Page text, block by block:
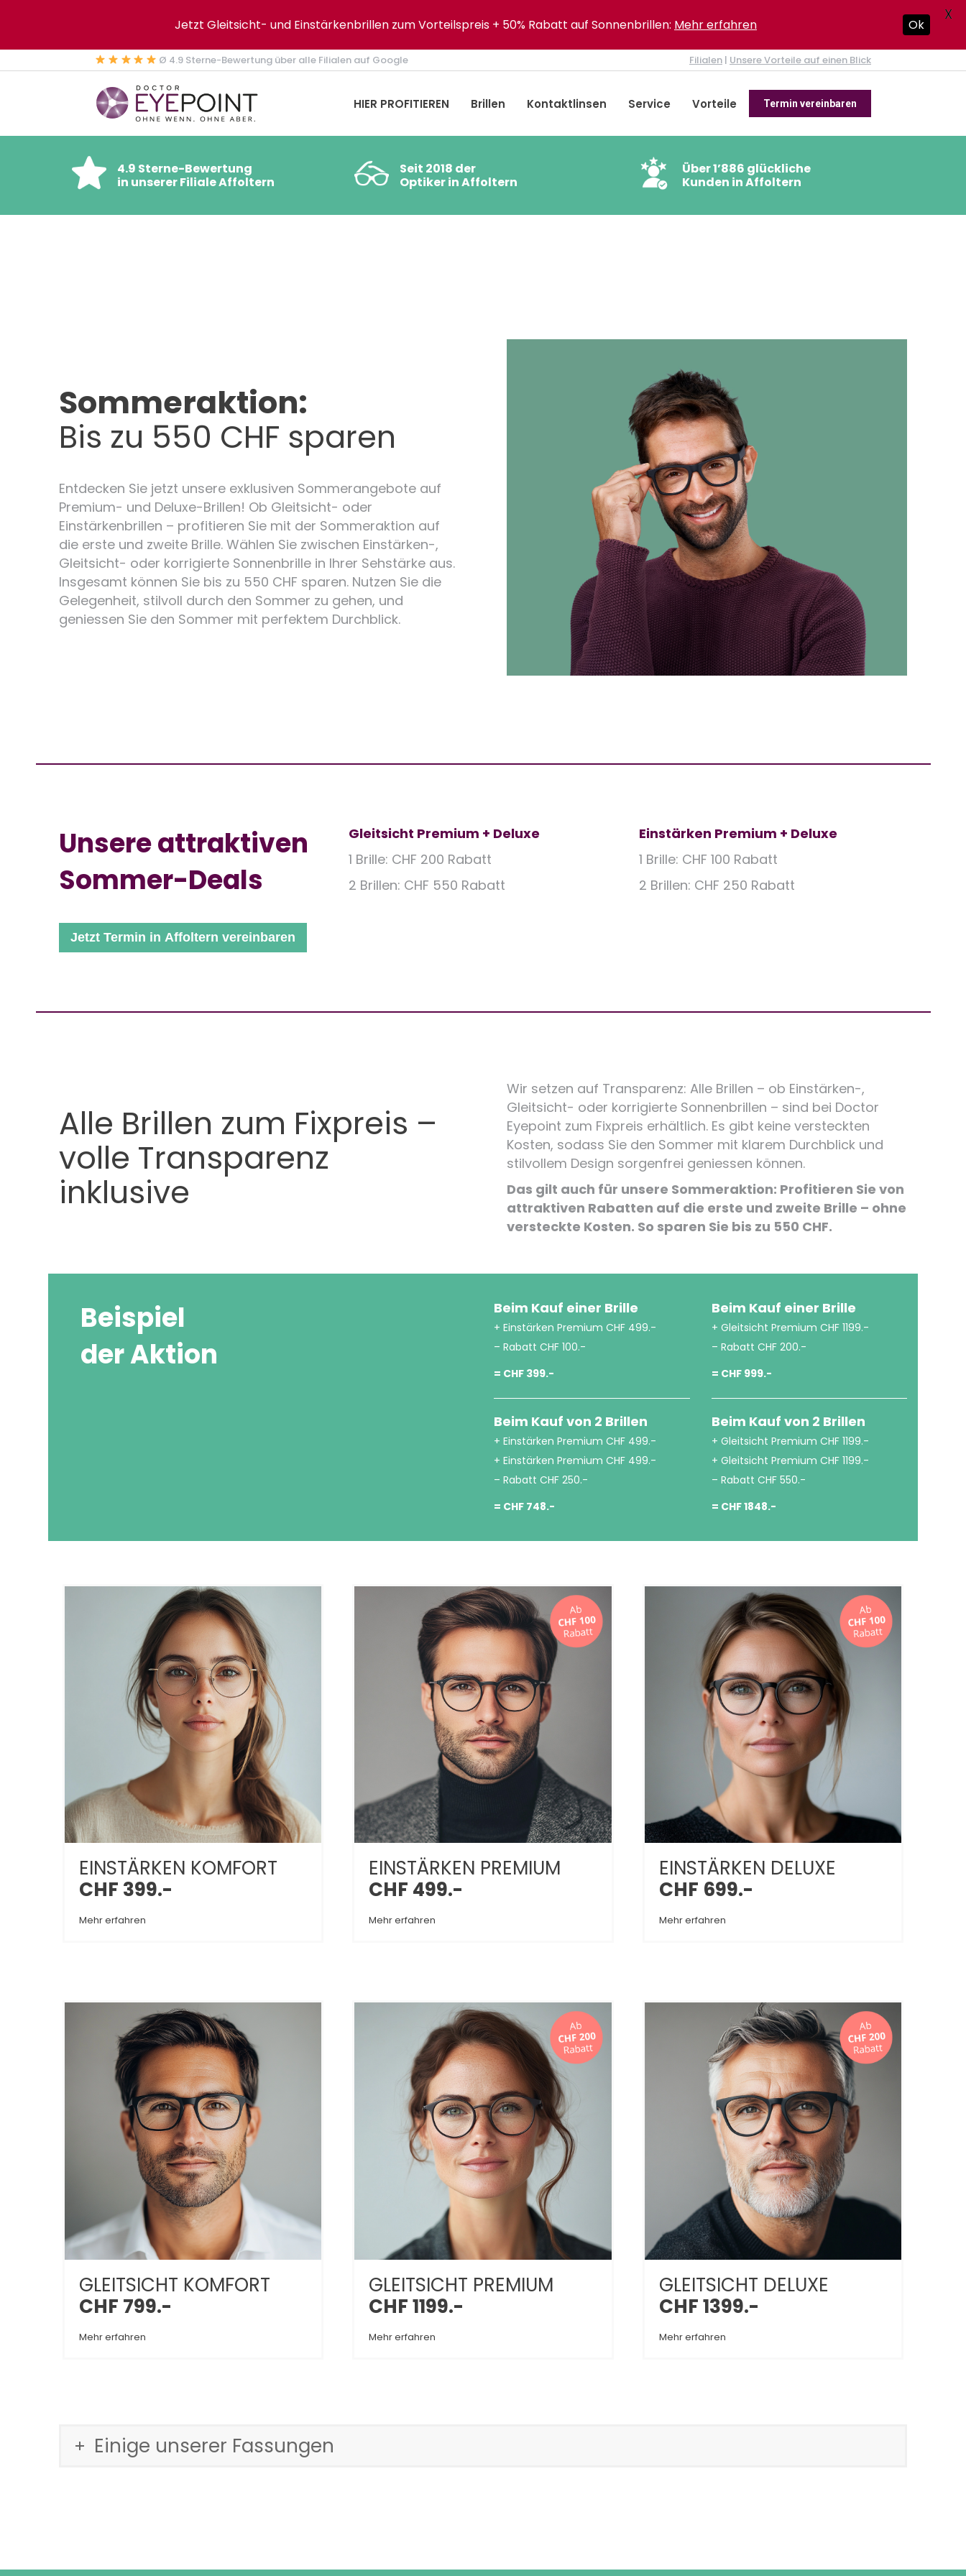
Ø 4.9 Sterne-Bewertung über alle Filialen auf Google Filialen | Unsere Vorteile auf einen Blick
HIER PROFITIEREN Brillen Kontaktlinsen Service Vorteile Termin vereinbaren
4.9 Sterne-Bewertung
in unserer Filiale Affoltern
Seit 2018 der
Optiker in Affoltern
Über 1’886 glückliche
Kunden in Affoltern
Sommeraktion:
Bis zu 550 CHF sparen
Entdecken Sie jetzt unsere exklusiven Sommerangebote auf
Premium- und Deluxe-Brillen! Ob Gleitsicht- oder
Einstärkenbrillen – profitieren Sie mit der Sommeraktion auf
die erste und zweite Brille. Wählen Sie zwischen Einstärken-,
Gleitsicht- oder korrigierte Sonnenbrille in Ihrer Sehstärke aus.
Insgesamt können Sie bis zu 550 CHF sparen. Nutzen Sie die
Gelegenheit, stilvoll durch den Sommer zu gehen, und
geniessen Sie den Sommer mit perfektem Durchblick.
Unsere attraktiven
Sommer-Deals
Gleitsicht Premium + Deluxe
1 Brille: CHF 200 Rabatt
2 Brillen: CHF 550 Rabatt
Einstärken Premium + Deluxe
1 Brille: CHF 100 Rabatt
2 Brillen: CHF 250 Rabatt
Jetzt Termin in Affoltern vereinbaren
Alle Brillen zum Fixpreis –
volle Transparenz
inklusive
Wir setzen auf Transparenz: Alle Brillen – ob Einstärken-,
Gleitsicht- oder korrigierte Sonnenbrillen – sind bei Doctor
Eyepoint zum Fixpreis erhältlich. Es gibt keine versteckten
Kosten, sodass Sie den Sommer mit klarem Durchblick und
stilvollem Design sorgenfrei geniessen können.
Das gilt auch für unsere Sommeraktion: Profitieren Sie von
attraktiven Rabatten auf die erste und zweite Brille – ohne
versteckte Kosten. So sparen Sie bis zu 550 CHF.
Beispiel
der Aktion
Beim Kauf einer Brille
+ Einstärken Premium CHF 499.-
– Rabatt CHF 100.-
= CHF 399.-
Beim Kauf von 2 Brillen
+ Einstärken Premium CHF 499.-
+ Einstärken Premium CHF 499.-
– Rabatt CHF 250.-
= CHF 748.-
Beim Kauf einer Brille
+ Gleitsicht Premium CHF 1199.-
– Rabatt CHF 200.-
= CHF 999.-
Beim Kauf von 2 Brillen
+ Gleitsicht Premium CHF 1199.-
+ Gleitsicht Premium CHF 1199.-
– Rabatt CHF 550.-
= CHF 1848.-
EINSTÄRKEN KOMFORT
CHF 399.-
Mehr erfahren
EINSTÄRKEN PREMIUM
CHF 499.-
Mehr erfahren
EINSTÄRKEN DELUXE
CHF 699.-
Mehr erfahren
GLEITSICHT KOMFORT
CHF 799.-
Mehr erfahren
GLEITSICHT PREMIUM
CHF 1199.-
Mehr erfahren
GLEITSICHT DELUXE
CHF 1399.-
Mehr erfahren
Einige unserer Fassungen
Jetzt Gleitsicht- und Einstärkenbrillen zum Vorteilspreis + 50% Rabatt auf Sonnenbrillen: Mehr erfahren Ok
X